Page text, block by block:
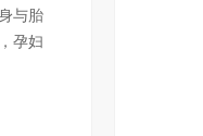
与胎
孕妇